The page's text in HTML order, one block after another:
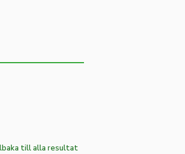
till alla resultat